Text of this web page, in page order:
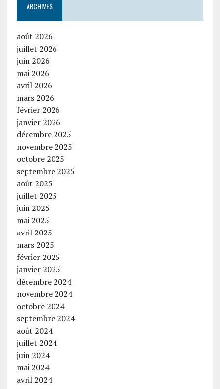
ARCHIVES
août 2026
juillet 2026
juin 2026
mai 2026
avril 2026
mars 2026
février 2026
janvier 2026
décembre 2025
novembre 2025
octobre 2025
septembre 2025
août 2025
juillet 2025
juin 2025
mai 2025
avril 2025
mars 2025
février 2025
janvier 2025
décembre 2024
novembre 2024
octobre 2024
septembre 2024
août 2024
juillet 2024
juin 2024
mai 2024
avril 2024